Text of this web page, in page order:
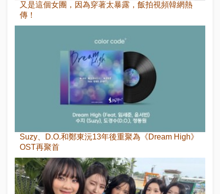
又是這個女團，因為穿著太暴露，飯拍視頻韓網熱
傳！
Suzy、D.O.和鄭東沅13年後重聚為《Dream High》
OST再聚首